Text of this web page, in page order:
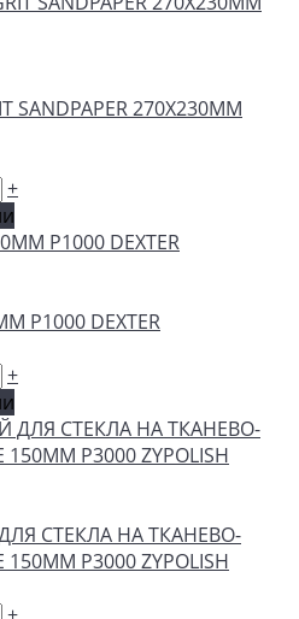
270Х230ММ
+
P1000 DEXTER
+
СТЕКЛА НА ТКАНЕВО-
P3000 ZYPOLISH